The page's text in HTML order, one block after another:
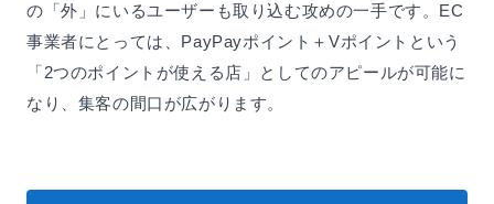
の「外」にいるユーザーも取り込む攻めの一手です。EC
事業者にとっては、PayPayポイント＋Vポイントという
「2つのポイントが使える店」としてのアピールが可能に
なり、集客の間口が広がります。